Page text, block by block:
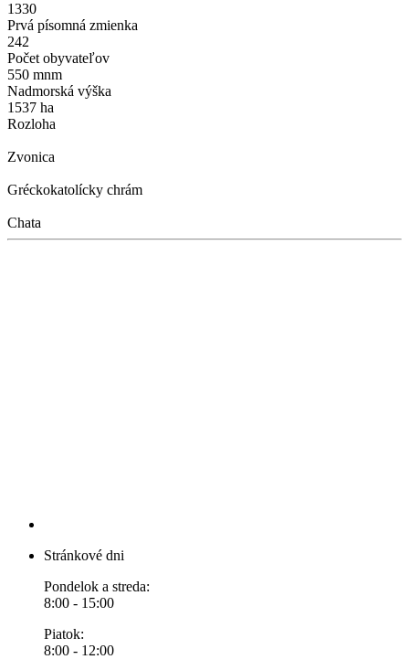
1330
Prvá písomná zmienka
242
Počet obyvateľov
550 mnm
Nadmorská výška
1537 ha
Rozloha
Zvonica
Gréckokatolícky chrám
Chata
Stránkové dni
Pondelok a streda:
8:00 - 15:00
Piatok:
8:00 - 12:00